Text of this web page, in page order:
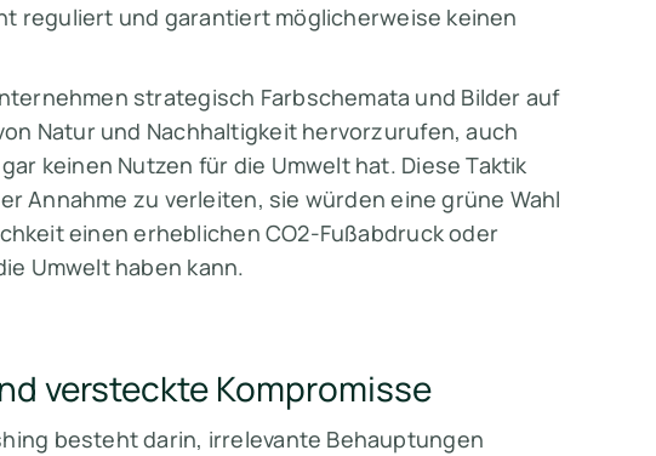
reguliert und garantiert möglicherweise keinen
strategisch Farbschemata und Bilder auf
Natur und Nachhaltigkeit hervorzurufen, auch
keinen Nutzen für die Umwelt hat. Diese Taktik
Annahme zu verleiten, sie würden eine grüne Wahl
einen erheblichen CO2-Fußabdruck oder
Umwelt haben kann.
versteckte Kompromisse
besteht darin, irrelevante Behauptungen